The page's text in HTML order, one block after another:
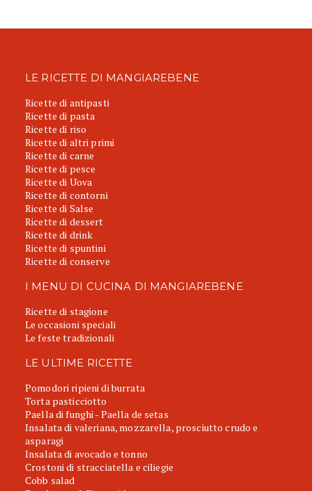
LE RICETTE DI MANGIAREBENE
Ricette di antipasti
Ricette di pasta
Ricette di riso
Ricette di altri primi
Ricette di carne
Ricette di pesce
Ricette di Uova
Ricette di contorni
Ricette di Salse
Ricette di dessert
Ricette di drink
Ricette di spuntini
Ricette di conserve
I MENU DI CUCINA DI MANGIAREBENE
Ricette di stagione
Le occasioni speciali
Le feste tradizionali
LE ULTIME RICETTE
Pomodori ripieni di burrata
Torta pasticciotto
Paella di funghi - Paella de setas
Insalata di valeriana, mozzarella, prosciutto crudo e
asparagi
Insalata di avocado e tonno
Crostoni di stracciatella e ciliegie
Cobb salad